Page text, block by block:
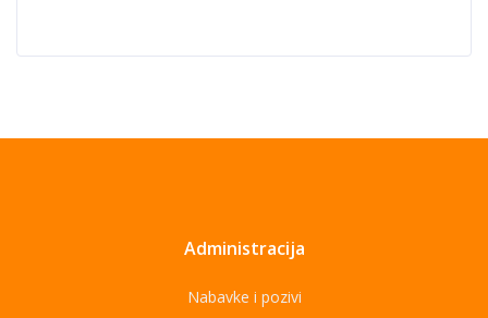
Administracija
Nabavke i pozivi